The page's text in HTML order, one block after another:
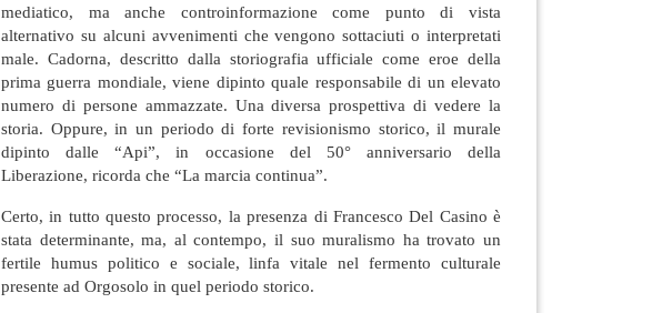
mediatico, ma anche controinformazione come punto di vista
alternativo su alcuni avvenimenti che vengono sottaciuti o interpretati
male. Cadorna, descritto dalla storiografia ufficiale come eroe della
prima guerra mondiale, viene dipinto quale responsabile di un elevato
numero di persone ammazzate. Una diversa prospettiva di vedere la
storia. Oppure, in un periodo di forte revisionismo storico, il murale
dipinto dalle “Api”, in occasione del 50° anniversario della
Liberazione, ricorda che “La marcia continua”.
Certo, in tutto questo processo, la presenza di Francesco Del Casino è
stata determinante, ma, al contempo, il suo muralismo ha trovato un
fertile humus politico e sociale, linfa vitale nel fermento culturale
presente ad Orgosolo in quel periodo storico.